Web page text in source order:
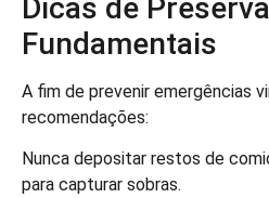
Dicas de
Fundamentais
A fim de prevenir emergências
recomendações:
Nunca depositar restos de
para capturar sobras.